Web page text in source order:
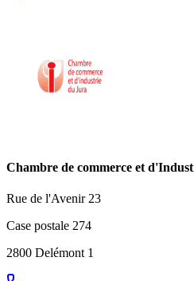
Chambre de commerce et
Rue de l'Avenir 23
Case postale 274
2800 Delémont 1